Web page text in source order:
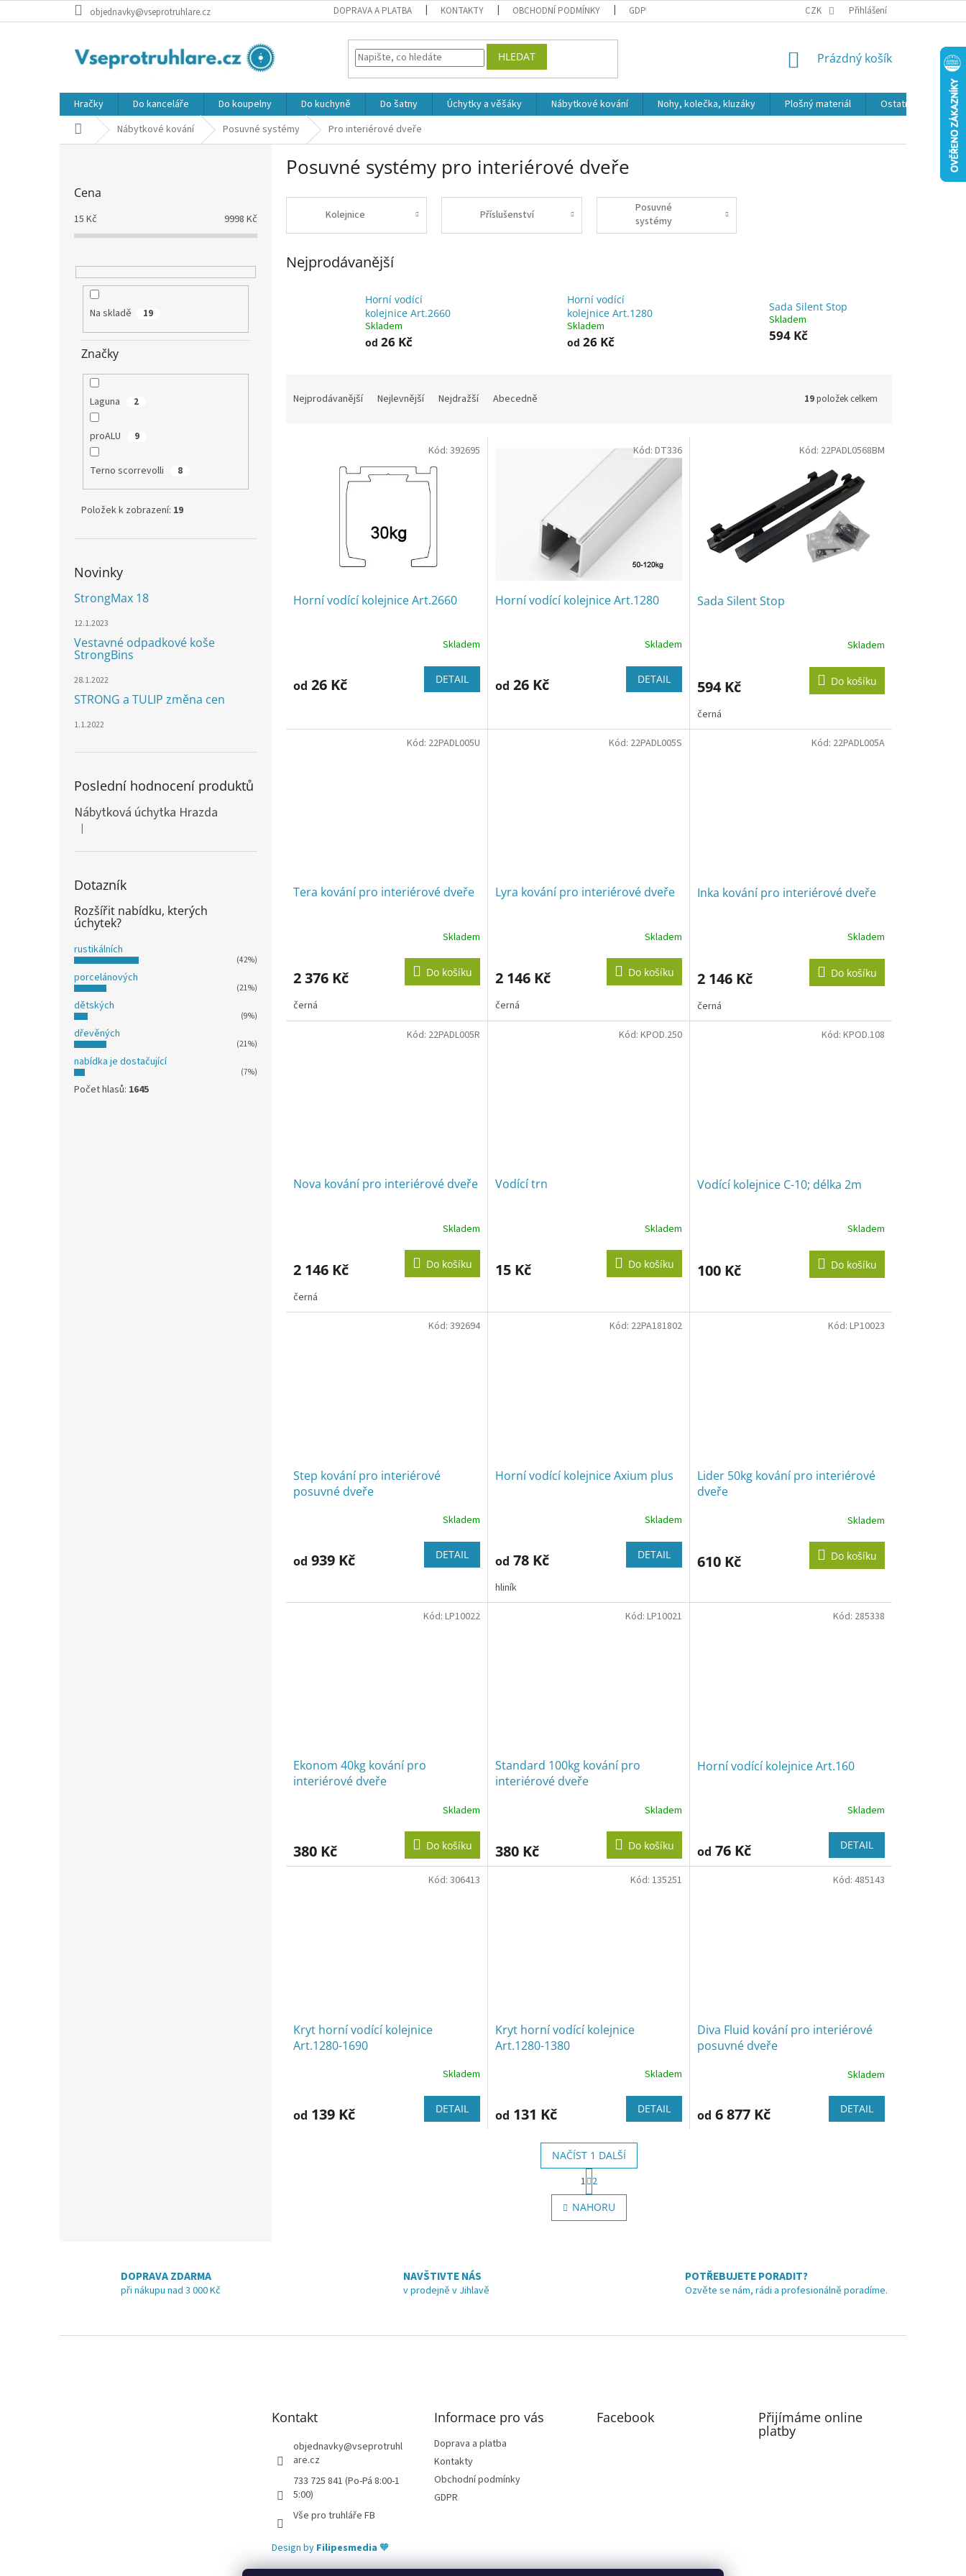
na
objednavky@vseprotruhlare.cz DOPRAVA A PLATBA KONTAKTY OBCHODNÍ PODMÍNKY GDPR CZK Přihlášení
HLEDAT
NÁKUPNÍ
Prázdný košík
Hračky Do kanceláře Do koupelny Do kuchyně Do šatny Úchytky a věšáky Nábytkové kování Nohy, kolečka, kluzáky Plošný materiál Ostatní
Domů Nábytkové kování Posuvné systémy Pro interiérové dveře
Cena
15 Kč 9998 Kč
Na skladě 19
Značky
Laguna 2
proALU 9
Terno scorrevolli 8
Položek k zobrazení: 19
Novinky
StrongMax 18
12.1.2023
Vestavné odpadkové koše
StrongBins
28.1.2022
STRONG a TULIP změna cen
1.1.2022
Poslední hodnocení produktů
Nábytková úchytka Hrazda
Hodnocení produktu je 5 z 5 hvězdiček.
|
Dotazník
Rozšířit nabídku, kterých
úchytek?
rustikálních
(42%)
porcelánových
(21%)
dětských
(9%)
dřevěných
(21%)
nabídka je dostačující
(7%)
Počet hlasů: 1645
Posuvné systémy pro interiérové dveře
Kolejnice Příslušenství
Posuvné
systémy
Nejprodávanější
Horní vodící
kolejnice Art.2660
Skladem
od 26 Kč
Horní vodící
kolejnice Art.1280
Skladem
od 26 Kč
Sada Silent Stop
Skladem
594 Kč
Nejprodávanější Nejlevnější Nejdražší Abecedně 19položek celkem
Horní vodící kolejnice Art.2660
Skladem
od 26 Kč DETAIL
Kód: 392695
Horní vodící kolejnice Art.1280
Skladem
od 26 Kč DETAIL
Kód: DT336
Sada Silent Stop
Skladem
594 Kč Do košíku
černá
Kód: 22PADL0568BM
Tera kování pro interiérové dveře
Skladem
2 376 Kč Do košíku
černá
Kód: 22PADL005U
Lyra kování pro interiérové dveře
Skladem
2 146 Kč Do košíku
černá
Kód: 22PADL005S
Inka kování pro interiérové dveře
Skladem
2 146 Kč Do košíku
černá
Kód: 22PADL005A
Nova kování pro interiérové dveře
Skladem
2 146 Kč Do košíku
černá
Kód: 22PADL005R
Vodící trn
je
5
Skladem
15 Kč Do košíku
Kód: KPOD.250
Vodící kolejnice C-10; délka 2m
Skladem
100 Kč Do košíku
Kód: KPOD.108
Step kování pro interiérové
posuvné dveře
Skladem
od 939 Kč DETAIL
Kód: 392694
Horní vodící kolejnice Axium plus
je
z
5
Skladem
od 78 Kč DETAIL
hliník
Kód: 22PA181802
Lider 50kg kování pro interiérové
dveře
Skladem
610 Kč Do košíku
Kód: LP10023
Ekonom 40kg kování pro
interiérové dveře
Skladem
380 Kč Do košíku
Kód: LP10022
Standard 100kg kování pro
interiérové dveře
Skladem
380 Kč Do košíku
Kód: LP10021
Horní vodící kolejnice Art.160
Skladem
od 76 Kč DETAIL
Kód: 285338
Kryt horní vodící kolejnice
Art.1280-1690
Skladem
od 139 Kč DETAIL
Kód: 306413
Kryt horní vodící kolejnice
Art.1280-1380
Skladem
od 131 Kč DETAIL
Kód: 135251
Diva Fluid kování pro interiérové
posuvné dveře
Skladem
od 6 877 Kč DETAIL
Kód: 485143
O
v
l
k
NAČÍST 1 DALŠÍ
S
t
r
á
n
1 2
NAHORU
DOPRAVA ZDARMA
při nákupu nad 3 000 Kč
NAVŠTIVTE NÁS
v prodejně v Jihlavě
POTŘEBUJETE PORADIT?
Ozvěte se nám, rádi a profesionálně poradíme.
Kontakt
objednavky@vseprotruhl
are.cz
733 725 841 (Po-Pá 8:00-1
5:00)
Vše pro truhláře FB
Informace pro vás
Doprava a platba
Kontakty
Obchodní podmínky
GDPR
Facebook Přijímáme online
platby
Design by Filipesmedia🧡